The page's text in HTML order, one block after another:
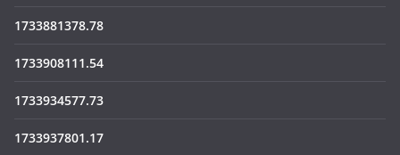
1733881378.78
1733908111.54
1733934577.73
1733937801.17